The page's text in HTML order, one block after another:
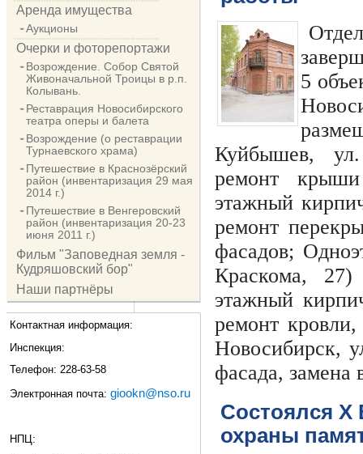
Аренда имущества
Аукционы
Очерки и фоторепортажи
Возрождение. Собор Святой
Живоначальной Троицы в р.п.
Колывань.
Реставрация Новосибирского
театра оперы и балета
Возрождение (о реставрации
Турнаевского храма)
Путешествие в Краснозёрский
район (инвентаризация 29 мая
2014 г.)
Путешествие в Венгеровский
район (инвентаризация 20-23
июня 2011 г.)
Фильм "Заповедная земля -
Кудряшовский бор"
Наши партнёры
Контактная информация:
Инспекция:
Телефон: 228-63-58
Электронная почта: giookn@nso.ru
НПЦ:
5
Куйбышев,
ремонт
этажный
ремонт
фасадов;
Краскома, 27)
этажный
ремонт
Новосибирск,
фасада, замена
Состоялся Х
охраны